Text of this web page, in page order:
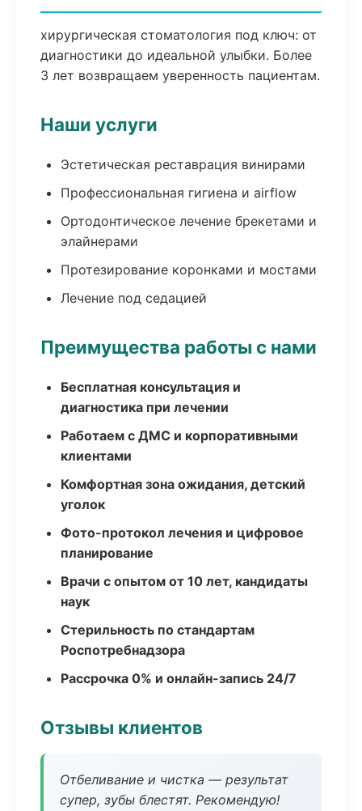
хирургическая стоматология под ключ: от
диагностики до идеальной улыбки. Более
3 лет возвращаем уверенность пациентам.
Наши услуги
Эстетическая реставрация винирами
Профессиональная гигиена и airflow
Ортодонтическое лечение брекетами и
элайнерами
Протезирование коронками и мостами
Лечение под седацией
Преимущества работы с нами
Бесплатная консультация и
диагностика при лечении
Работаем с ДМС и корпоративными
клиентами
Комфортная зона ожидания, детский
уголок
Фото-протокол лечения и цифровое
планирование
Врачи с опытом от 10 лет, кандидаты
наук
Стерильность по стандартам
Роспотребнадзора
Рассрочка 0% и онлайн-запись 24/7
Отзывы клиентов
Отбеливание и чистка — результат
супер, зубы блестят. Рекомендую!